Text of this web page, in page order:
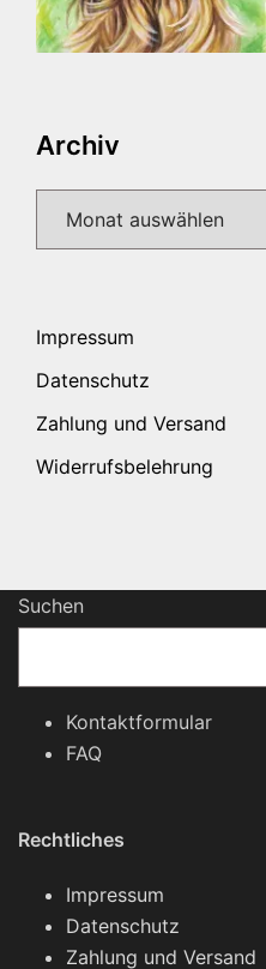
Archiv
Impressum
Datenschutz
Zahlung und Versand
Widerrufsbelehrung
Suchen
Kontaktformular
FAQ
Rechtliches
Impressum
Datenschutz
Zahlung und Versand